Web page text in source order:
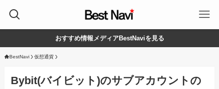
おすすめ情報メディアBestNaviを見る
BestNavi 仮想通貨
Bybit(バイビット)のサブアカウントの